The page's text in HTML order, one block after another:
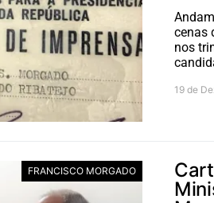
cenas
nos
19 de
FRANCISCO MORGADO